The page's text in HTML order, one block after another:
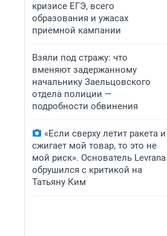
кризисе ЕГЭ, всего
образования и ужасах
приемной кампании
Взяли под стражу: что
вменяют задержанному
начальнику Заельцовского
отдела полиции —
подробности обвинения
«Если сверху летит ракета и
сжигает мой товар, то это не
мой риск». Основатель Levrana
обрушился с критикой на
Татьяну Ким